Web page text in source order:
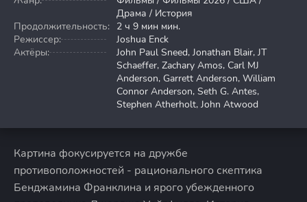
Драма / История
Продолжительность: 2 ч 9 мин мин.
Режиссер:
Joshua Enck
Актёры:
John Paul Sneed, Jonathan Blair, JT
Schaeffer, Zachary Amos, Carl MJ
Anderson, Garrett Anderson, William
Connor Anderson, Seth G. Antes,
Stephen Atherholt, John Atwood
Картина фокусируется на дружбе
противоположностей - рационального скептика
Бенджамина Франклина и ярого убежденного